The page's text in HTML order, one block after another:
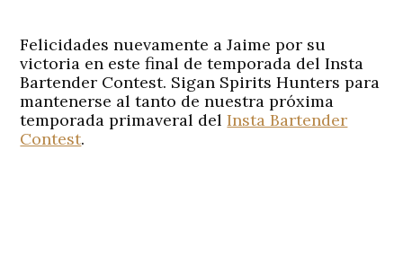
Felicidades nuevamente a Jaime por su
victoria en este final de temporada del Insta
Bartender Contest. Sigan Spirits Hunters para
mantenerse al tanto de nuestra próxima
temporada primaveral delInsta Bartender
Contest.